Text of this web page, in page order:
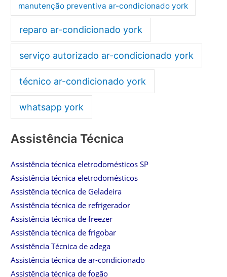
manutenção preventiva ar-condicionado york
reparo ar-condicionado york
serviço autorizado ar-condicionado york
técnico ar-condicionado york
whatsapp york
Assistência Técnica
Assistência técnica eletrodomésticos SP
Assistência técnica eletrodomésticos
Assistência técnica de Geladeira
Assistência técnica de refrigerador
Assistência técnica de freezer
Assistência técnica de frigobar
Assistência Técnica de adega
Assistência técnica de ar-condicionado
Assistência técnica de fogão